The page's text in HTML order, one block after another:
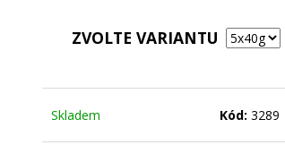
ZVOLTE VARIANTU
Skladem Kód: 3289
SÓJOVÝ PROTEIN